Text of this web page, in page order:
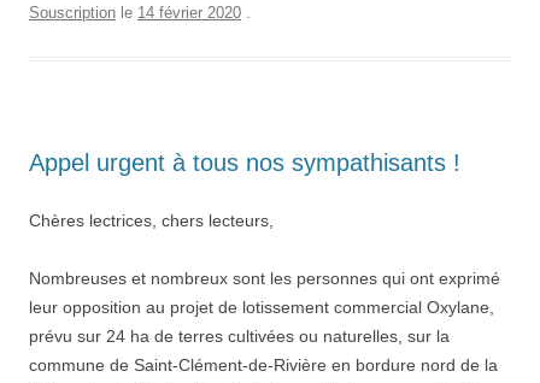
Souscription le 14 février 2020 .
Appel urgent à tous nos sympathisants !
Chères lectrices, chers lecteurs,
Nombreuses et nombreux sont les personnes qui ont exprimé
leur opposition au projet de lotissement commercial Oxylane,
prévu sur 24 ha de terres cultivées ou naturelles, sur la
commune de Saint-Clément-de-Rivière en bordure nord de la